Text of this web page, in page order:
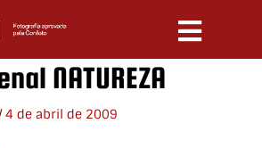
NATUREZA
4 de abril de 2009